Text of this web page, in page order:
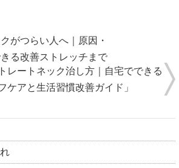
がつらい人へ｜原因・
る改善ストレッチまで
トレートネック治し方｜自宅でできる
ケアと生活習慣改善ガイド」